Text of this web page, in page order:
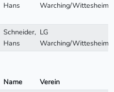
Hans
Warching/Wittesheim
Schneider,
Hans
LG
Warching/Wittesheim
Name Verein